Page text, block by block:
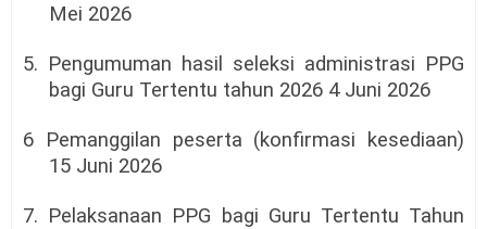
Mei 2026
5. Pengumuman hasil seleksi administrasi PPG
bagi Guru Tertentu tahun 2026 4 Juni 2026
6 Pemanggilan peserta (konfirmasi kesediaan)
15 Juni 2026
7. Pelaksanaan PPG bagi Guru Tertentu Tahun